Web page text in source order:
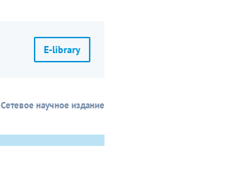
E-library
Сетевое научное издание